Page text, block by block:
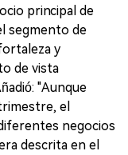
principal de
segmento de
y
de vista
"Aunque
el
negocios
descrita en el